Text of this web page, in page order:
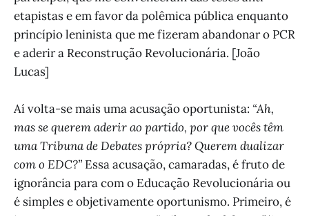
etapistas e em favor da polêmica pública enquanto
princípio leninista que me fizeram abandonar o PCR
e aderir a Reconstrução Revolucionária. [João
Lucas]
Aí volta-se mais uma acusação oportunista: “Ah,
mas se querem aderir ao partido, por que vocês têm
uma Tribuna de Debates própria? Querem dualizar
com o EDC?” Essa acusação, camaradas, é fruto de
ignorância para com o Educação Revolucionária ou
é simples e objetivamente oportunismo. Primeiro, é